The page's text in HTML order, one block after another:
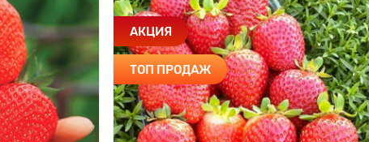
АКЦИЯ
ТОП ПРОДАЖ